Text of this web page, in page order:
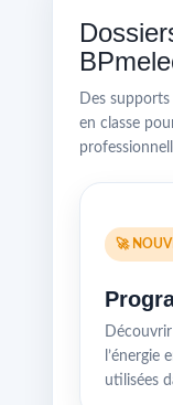
Des
en classe
🚀
l’énergie
utilisées